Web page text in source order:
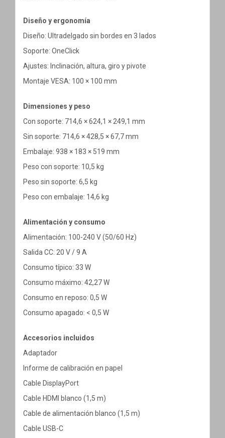
Diseño y ergonomía
Diseño: Ultradelgado sin bordes en 3 lados
Soporte: OneClick
Ajustes: Inclinación, altura, giro y pivote
Montaje VESA: 100 × 100 mm
Dimensiones y peso
Con soporte: 714,6 × 624,1 × 249,1 mm
Sin soporte: 714,6 × 428,5 × 67,7 mm
Embalaje: 938 × 183 × 519 mm
Peso con soporte: 10,5 kg
Peso sin soporte: 6,5 kg
Peso con embalaje: 14,6 kg
Alimentación y consumo
Alimentación: 100-240 V (50/60 Hz)
Salida CC: 20 V / 9 A
Consumo típico: 33 W
Consumo máximo: 42,27 W
Consumo en reposo: 0,5 W
Consumo apagado: < 0,5 W
Accesorios incluidos
Adaptador
Informe de calibración en papel
Cable DisplayPort
Cable HDMI blanco (1,5 m)
Cable de alimentación blanco (1,5 m)
Cable USB-C